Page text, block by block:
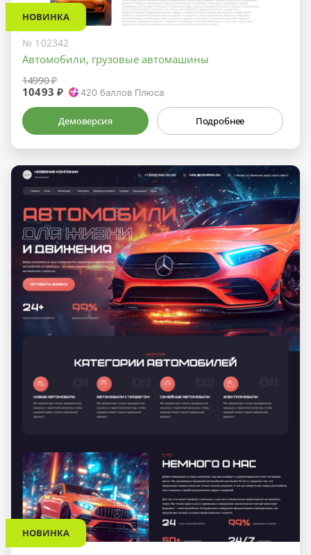
НОВИНКА
№ 102342
Автомобили, грузовые автомашины
14990 ₽
10493 ₽ 420 баллов Плюса
Демоверсия Подробнее
НОВИНКА